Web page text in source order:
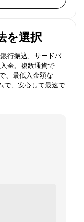
を選択
行振込、サードパ
金。複数通貨で
、最低入金額な
で、安心して最速で